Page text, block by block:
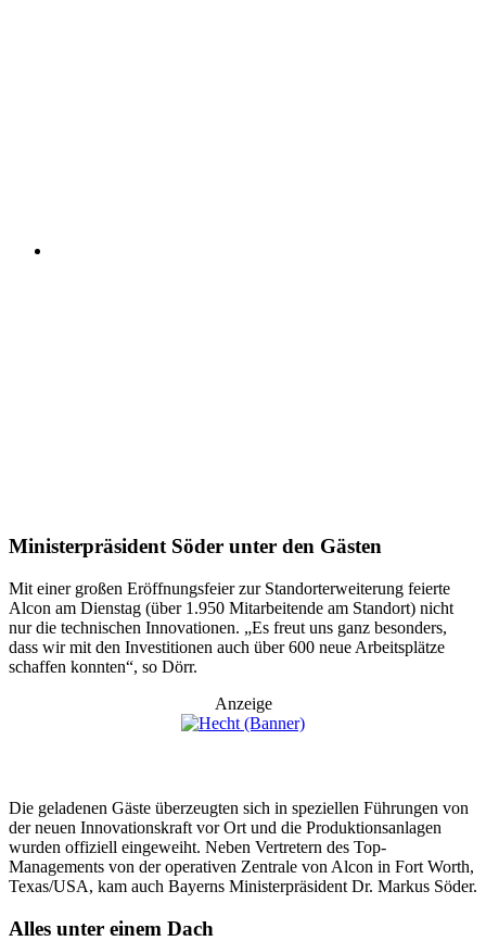
Ministerpräsident Söder unter den Gästen
Mit einer großen Eröffnungsfeier zur Standorterweiterung feierte
Alcon am Dienstag (über 1.950 Mitarbeitende am Standort) nicht
nur die technischen Innovationen. „Es freut uns ganz besonders,
dass wir mit den Investitionen auch über 600 neue Arbeitsplätze
schaffen konnten“, so Dörr.
Anzeige
Die geladenen Gäste überzeugten sich in speziellen Führungen von
der neuen Innovationskraft vor Ort und die Produktionsanlagen
wurden offiziell eingeweiht. Neben Vertretern des Top-
Managements von der operativen Zentrale von Alcon in Fort Worth,
Texas/USA, kam auch Bayerns Ministerpräsident Dr. Markus Söder.
Alles unter einem Dach